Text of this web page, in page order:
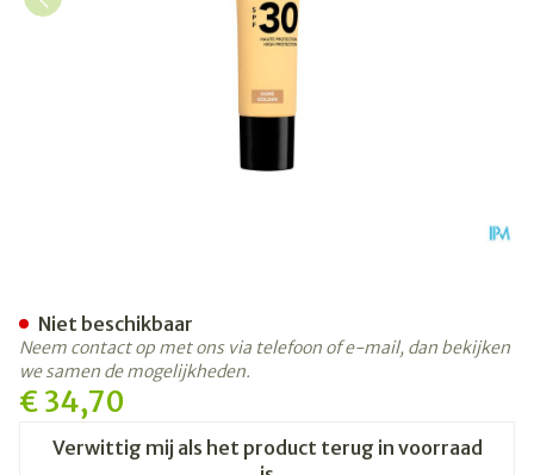
€ 34,70
Verwittig mij als het product terug in voorraad
Niet beschikbaar
Neem contact op met ons via telefoon of e-mail, dan bekijken
we samen de mogelijkheden.